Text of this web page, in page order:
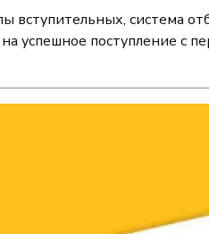
вступительных, система
успешное поступление с